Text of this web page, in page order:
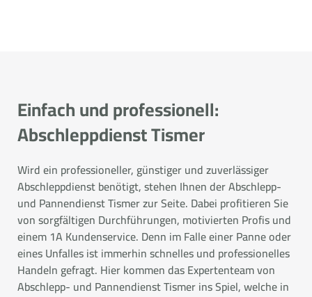
Einfach und professionell:
Abschleppdienst Tismer
Wird ein professioneller, günstiger und zuverlässiger
Abschleppdienst benötigt, stehen Ihnen der Abschlepp-
und Pannendienst Tismer zur Seite. Dabei profitieren Sie
von sorgfältigen Durchführungen, motivierten Profis und
einem 1A Kundenservice. Denn im Falle einer Panne oder
eines Unfalles ist immerhin schnelles und professionelles
Handeln gefragt. Hier kommen das Expertenteam von
Abschlepp- und Pannendienst Tismer ins Spiel, welche in